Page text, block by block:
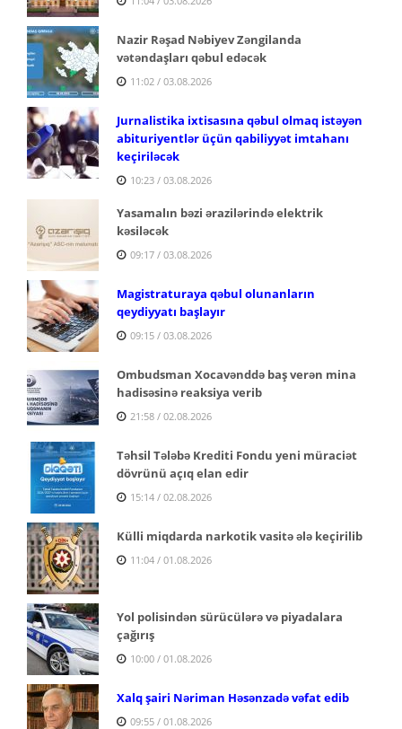
Nazir Rəşad Nəbiyev Zəngilanda
vətəndaşları qəbul edəcək
11:02 / 03.08.2026
Jurnalistika ixtisasına qəbul olmaq istəyən
abituriyentlər üçün qabiliyyət imtahanı
keçiriləcək
10:23 / 03.08.2026
Yasamalın bəzi ərazilərində elektrik
kəsiləcək
09:17 / 03.08.2026
Magistraturaya qəbul olunanların
qeydiyyatı başlayır
09:15 / 03.08.2026
Ombudsman Xocavənddə baş verən mina
hadisəsinə reaksiya verib
21:58 / 02.08.2026
Təhsil Tələbə Krediti Fondu yeni müraciət
dövrünü açıq elan edir
15:14 / 02.08.2026
Külli miqdarda narkotik vasitə ələ keçirilib
11:04 / 01.08.2026
Yol polisindən sürücülərə və piyadalara
çağırış
10:00 / 01.08.2026
Xalq şairi Nəriman Həsənzadə vəfat edib
09:55 / 01.08.2026